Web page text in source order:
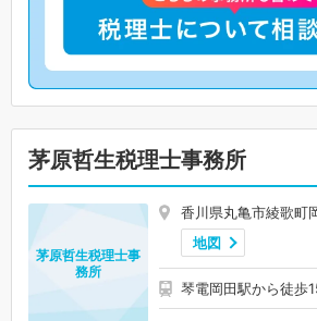
茅原哲生税理士事務所
香川県丸亀市綾歌町
地図
琴電岡田駅から徒歩
茅原哲生税理士事
務所